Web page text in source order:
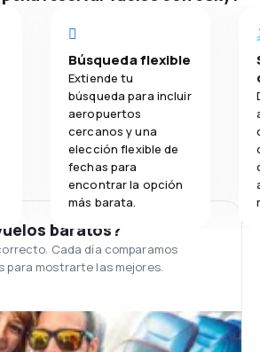
Búsqueda flexible
Extiende tu
búsqueda para incluir
aeropuertos
cercanos y una
elección flexible de
fechas para
encontrar la opción
más barata.
baratos?
Cada día comparamos
para mostrarte las mejores.